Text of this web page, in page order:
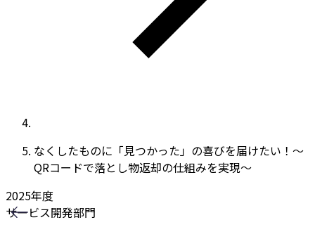
なくしたものに「見つかった」の喜びを届けたい！～
QRコードで落とし物返却の仕組みを実現～
2025年度
サービス開発部門